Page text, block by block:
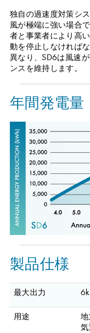
独自の過速度対策シ
風が極端に強い場合
者と事業者により高
動を停止しなければ
異なり、SD6は風速
ンスを維持します。
年間発電量
製品仕様
最大出力
用途